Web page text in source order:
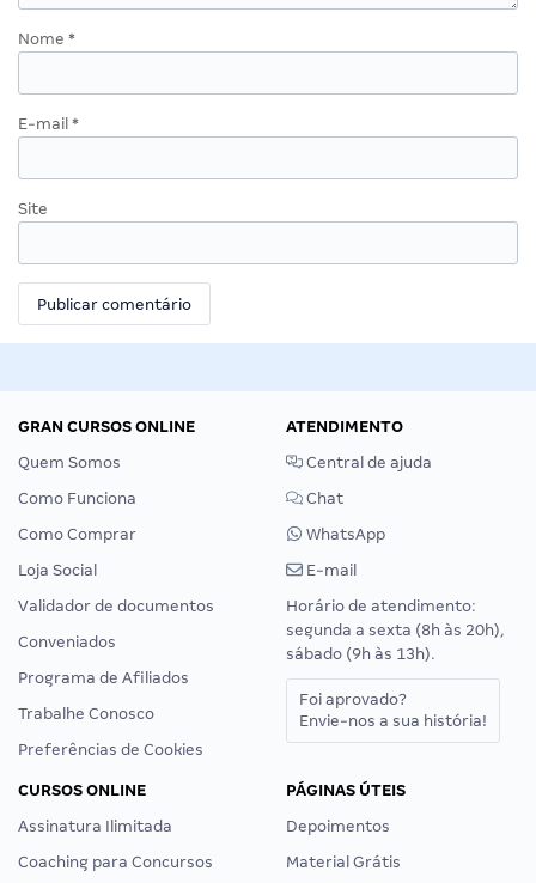
Nome *
E-mail *
Site
GRAN CURSOS ONLINE
Quem Somos
Como Funciona
Como Comprar
Loja Social
Validador de documentos
Conveniados
Programa de Afiliados
Trabalhe Conosco
Preferências de Cookies
ATENDIMENTO
Central de ajuda
Chat
WhatsApp
E-mail
Horário de atendimento:
segunda a sexta (8h às 20h),
sábado (9h às 13h).
Foi aprovado?
Envie-nos a sua história!
CURSOS ONLINE
Assinatura Ilimitada
Coaching para Concursos
PÁGINAS ÚTEIS
Depoimentos
Material Grátis